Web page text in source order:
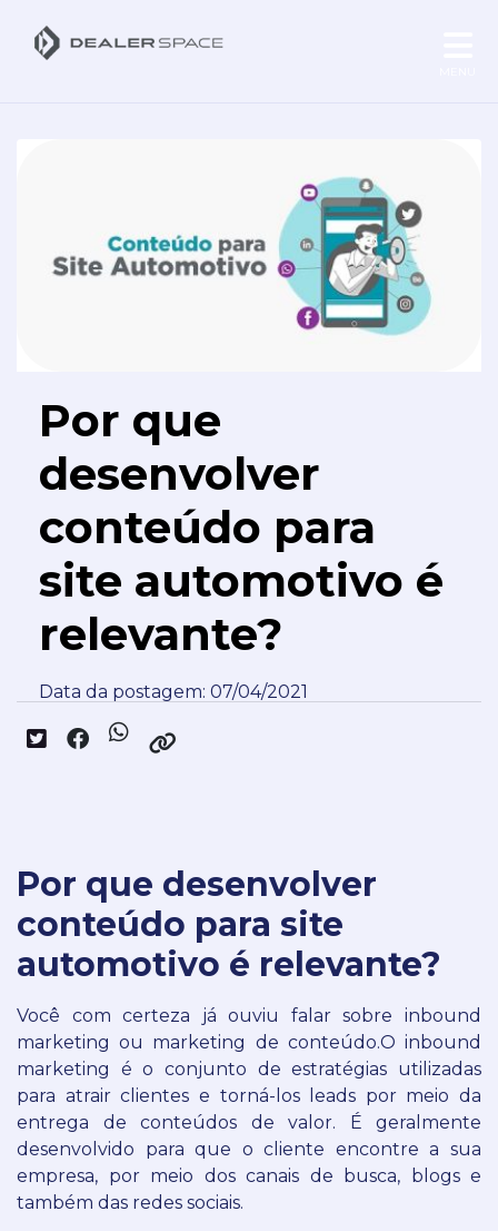
Por que
desenvolver
conteúdo para
site automotivo é
relevante?
Data da postagem: 07/04/2021
Por que desenvolver
conteúdo para site
automotivo é relevante?
Você com certeza já ouviu falar sobre inbound
marketing ou marketing de conteúdo.O inbound
marketing é o conjunto de estratégias utilizadas
para atrair clientes e torná-los leads por meio da
entrega de conteúdos de valor.
É geralmente
desenvolvido para que o cliente encontre a sua
empresa, por meio dos canais de busca, blogs e
também das redes sociais.